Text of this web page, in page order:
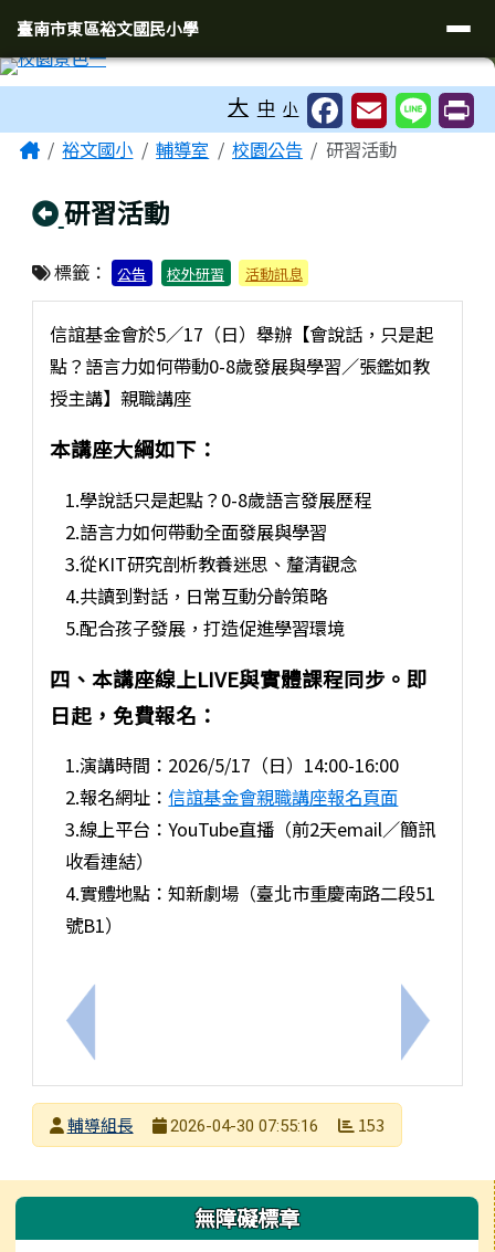
臺南市東區裕文國民小學
導覽列
臺南市東區裕文國民小學
大 中 小
主內容區域
Home裕文國小 輔導室 校園公告 研習活動
回上頁
研習活動
標籤： 公告 校外研習 活動訊息
上一筆：「伴你同行-5月17日國際不再恐同日」
信誼基金會於5／17（日）舉辦【會說話，只是起
點？語言力如何帶動0-8歲發展與學習／張鑑如教
授主講】親職講座
本講座大綱如下：
1.學說話只是起點？0-8歲語言發展歷程
2.語言力如何帶動全面發展與學習
3.從KIT研究剖析教養迷思、釐清觀念
4.共讀到對話，日常互動分齡策略
5.配合孩子發展，打造促進學習環境
四、本講座線上LIVE與實體課程同步。即
日起，免費報名：
1.演講時間：2026/5/17（日）14:00-16:00
2.報名網址：信誼基金會親職講座報名頁面
3.線上平台：YouTube直播（前2天email／簡訊
收看連結）
4.實體地點：知新劇場（臺北市重慶南路二段51
號B1）
下一筆：
發布者
輔導組長
2026-04-30 07:55:16 153
左邊區域內容 無障礙標章
頁尾區域